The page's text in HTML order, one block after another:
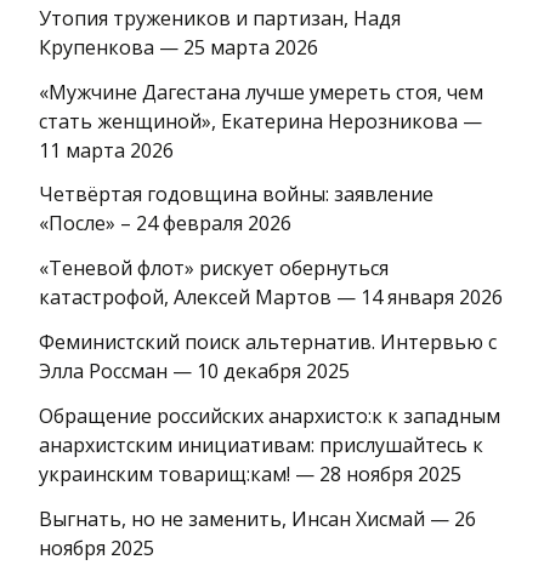
Утопия тружеников и партизан, Надя
Крупенкова — 25 марта 2026
«Мужчине Дагестана лучше умереть стоя, чем
стать женщиной», Екатерина Нерозникова —
11 марта 2026
Четвёртая годовщина войны: заявление
«После» – 24 февраля 2026
«Теневой флот» рискует обернуться
катастрофой, Алексей Мартов — 14 января 2026
Феминистский поиск альтернатив. Интервью с
Элла Россман — 10 декабря 2025
Обращение российских анархисто:к к западным
анархистским инициативам: прислушайтесь к
украинским товарищ:кам! — 28 ноября 2025
Выгнать, но не заменить, Инсан Хисмай — 26
ноября 2025